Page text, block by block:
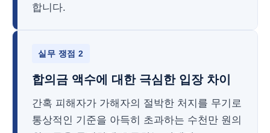
합니다.
실무 쟁점 2
합의금 액수에 대한 극심한 입장 차이
간혹 피해자가 가해자의 절박한 처지를 무기로
통상적인 기준을 아득히 초과하는 수천만 원의